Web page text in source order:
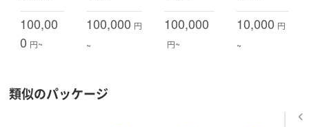
１．IPO準備・上場企業向け支援（ハンズオン対応可能）
２．M&Aプロセスの全般的なハンズオンサポート
３．中小企業向け会計コンサルティング・税務
【ご依頼可能な業務】
100,00
0 円~
100,000 円
~
100,000
円~
10,000 円
~
類似のパッケージ